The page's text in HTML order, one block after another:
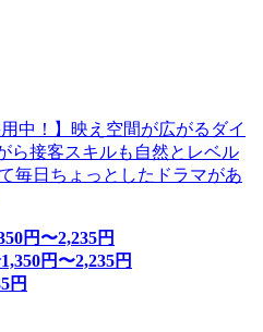
中！】映え空間が広がるダイ
ら接客スキルも自然とレベル
毎日ちょっとしたドラマがあ
円〜2,235円
1,350円〜2,235円
円